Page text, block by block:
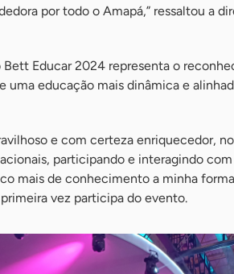
por todo o Amapá,” ressaltou a
Educar 2024 representa o
uma educação mais dinâmica e
e com certeza enriquecedor,
participando e interagindo
mais de conhecimento a minha
vez participa do evento.